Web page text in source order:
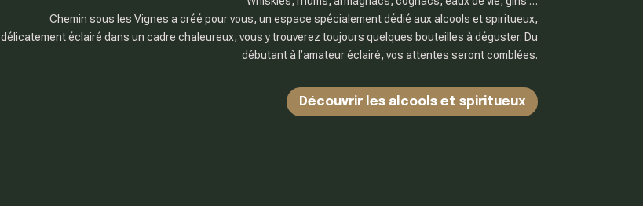
Chemin sous les Vignes a créé pour vous, un espace spécialement dédié aux alcools et spiritueux,
délicatement éclairé dans un cadre chaleureux, vous y trouverez toujours quelques bouteilles à déguster. Du
débutant à l’amateur éclairé, vos attentes seront comblées.
Découvrir les alcools et spiritueux